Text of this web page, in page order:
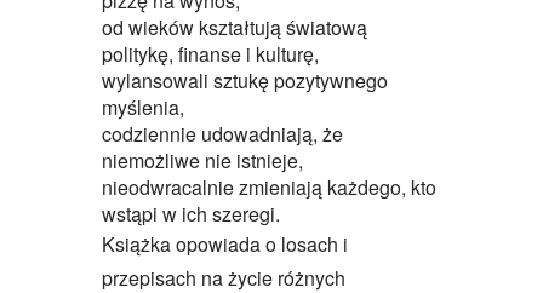
od wieków kształtują światową
politykę, finanse i kulturę,
wylansowali sztukę pozytywnego
myślenia,
codziennie udowadniają, że
niemożliwe nie istnieje,
nieodwracalnie zmieniają każdego, kto
wstąpi w ich szeregi.
Książka opowiada o losach i
przepisach na życie różnych